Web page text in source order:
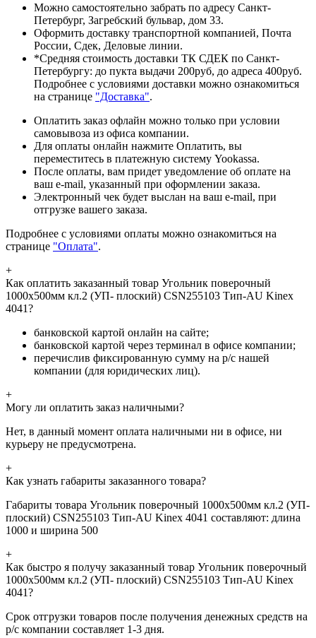
Можно самостоятельно забрать по адресу Санкт-
Петербург, Загребский бульвар, дом 33.
Оформить доставку транспортной компанией, Почта
России, Сдек, Деловые линии.
*Средняя стоимость доставки ТК СДЕК по Санкт-
Петербургу: до пукта выдачи 200руб, до адреса 400руб.
Подробнее с условиями доставки можно ознакомиться
на странице "Доставка".
Оплатить заказ офлайн можно только при условии
самовывоза из офиса компании.
Для оплаты онлайн нажмите Оплатить, вы
переместитесь в платежную систему Yookassa.
После оплаты, вам придет уведомление об оплате на
ваш e-mail, указанный при оформлении заказа.
Электронный чек будет выслан на ваш e-mail, при
отгрузке вашего заказа.
Подробнее с условиями оплаты можно ознакомиться на
странице "Оплата".
+
Как оплатить заказанный товар Угольник поверочный
1000х500мм кл.2 (УП- плоский) CSN255103 Тип-AU Kinex
4041?
банковской картой онлайн на сайте;
банковской картой через терминал в офисе компании;
перечислив фиксированную сумму на р/с нашей
компании (для юридических лиц).
+
Могу ли оплатить заказ наличными?
Нет, в данный момент оплата наличными ни в офисе, ни
курьеру не предусмотрена.
+
Как узнать габариты заказанного товара?
Габариты товара Угольник поверочный 1000х500мм кл.2 (УП-
плоский) CSN255103 Тип-AU Kinex 4041 составляют: длина
1000 и ширина 500
+
Как быстро я получу заказанный товар Угольник поверочный
1000х500мм кл.2 (УП- плоский) CSN255103 Тип-AU Kinex
4041?
Срок отгрузки товаров после получения денежных средств на
р/с компании составляет 1-3 дня.